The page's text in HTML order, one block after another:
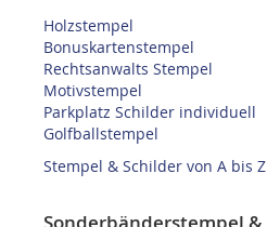
Holzstempel
Bonuskartenstempel
Rechtsanwalts Stempel
Motivstempel
Parkplatz Schilder individuell
Golfballstempel
Stempel & Schilder von A bis Z